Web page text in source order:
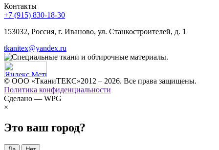
Контакты
+7 (915) 830-18-30
153032, Россия, г. Иваново, ул. Станкостроителей, д. 1
tkanitex@yandex.ru
© ООО «ТканиТЕКС»2012 – 2026. Все права защищены.
Политика конфиденциальности
Сделано — WPG
×
Это ваш город?